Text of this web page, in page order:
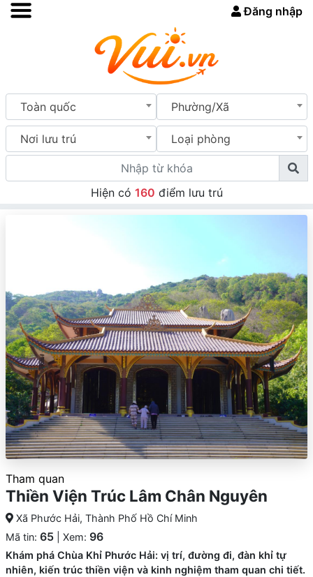
Đăng nhập
Toàn quốc Phường/Xã
Nơi lưu trú Loại phòng
Hiện có 160 điểm lưu trú
Tham quan
Thiền Viện Trúc Lâm Chân Nguyên
Xã Phước Hải, Thành Phố Hồ Chí Minh
Mã tin: 65 | Xem: 96
Khám phá Chùa Khỉ Phước Hải: vị trí, đường đi, đàn khỉ tự
nhiên, kiến trúc thiền viện và kinh nghiệm tham quan chi tiết.